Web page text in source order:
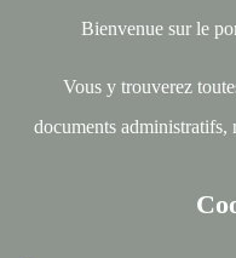
Bienvenue sur le
Vous y trouverez
documents administratifs,